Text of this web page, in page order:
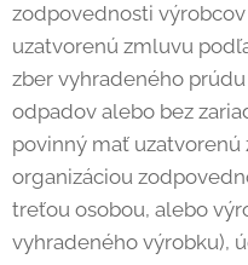
zodpovednosti
uzatvorenú zmluvu
zber vyhradeného
odpadov alebo bez
povinný mať
organizáciou
treťou osobou, alebo
vyhradeného výrobku),